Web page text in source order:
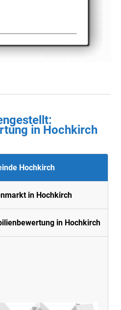
:
in Hochkirch
Hochkirch
in Hochkirch
in Hochkirch